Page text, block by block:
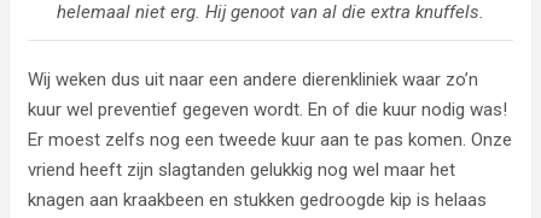
helemaal niet erg. Hij genoot van al die extra knuffels.
Wij weken dus uit naar een andere dierenkliniek waar zo’n
kuur wel preventief gegeven wordt. En of die kuur nodig was!
Er moest zelfs nog een tweede kuur aan te pas komen. Onze
vriend heeft zijn slagtanden gelukkig nog wel maar het
knagen aan kraakbeen en stukken gedroogde kip is helaas